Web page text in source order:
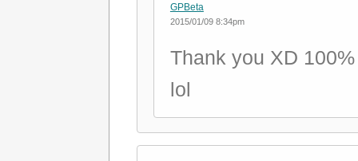
GPBeta
2015/01/09 8:34pm
Thank you XD
lol